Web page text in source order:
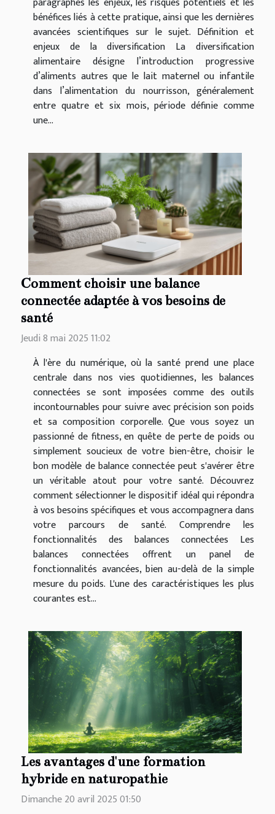
bénéfices liés à cette pratique, ainsi que les dernières
avancées scientifiques sur le sujet. Définition et
enjeux de la diversification La diversification
alimentaire désigne l’introduction progressive
d’aliments autres que le lait maternel ou infantile
dans l’alimentation du nourrisson, généralement
entre quatre et six mois, période définie comme
une...
Comment choisir une balance
connectée adaptée à vos besoins de
santé
Jeudi 8 mai 2025 11:02
À l'ère du numérique, où la santé prend une place
centrale dans nos vies quotidiennes, les balances
connectées se sont imposées comme des outils
incontournables pour suivre avec précision son poids
et sa composition corporelle. Que vous soyez un
passionné de fitness, en quête de perte de poids ou
simplement soucieux de votre bien-être, choisir le
bon modèle de balance connectée peut s'avérer être
un véritable atout pour votre santé. Découvrez
comment sélectionner le dispositif idéal qui répondra
à vos besoins spécifiques et vous accompagnera dans
votre parcours de santé. Comprendre les
fonctionnalités des balances connectées Les
balances connectées offrent un panel de
fonctionnalités avancées, bien au-delà de la simple
mesure du poids. L'une des caractéristiques les plus
courantes est...
Les avantages d'une formation
hybride en naturopathie
Dimanche 20 avril 2025 01:50